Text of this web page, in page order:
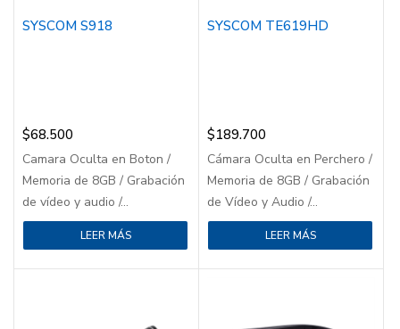
SYSCOM S918
$68.500
Camara Oculta en Boton /
Memoria de 8GB / Grabación
de vídeo y audio /...
LEER MÁS
SYSCOM TE619HD
$189.700
Cámara Oculta en Perchero /
Memoria de 8GB / Grabación
de Vídeo y Audio /...
LEER MÁS